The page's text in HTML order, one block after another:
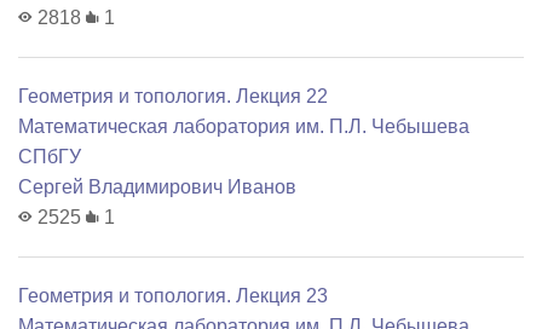
2818
1
Геометрия и топология. Лекция 22
Математичеcкая лаборатория им. П.Л. Чебышева
СПбГУ
Сергей Владимирович Иванов
2525
1
Геометрия и топология. Лекция 23